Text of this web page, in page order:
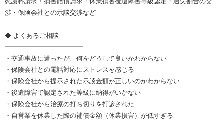
渉・保険会社との示談交渉など
◆ よくあるご相談
━━━━━━━━━━━━
・交通事故に遭ったが、何をどうして良いかわからない
・保険会社との電話対応にストレスを感じる
・保険会社から提示された示談金額が正しいのかわからない
・後遺障害で認定された等級に納得がいかない
・保険会社から治療の打ち切りを打診された
・自営業を休業した際の補償金額（休業損害）が低すぎる